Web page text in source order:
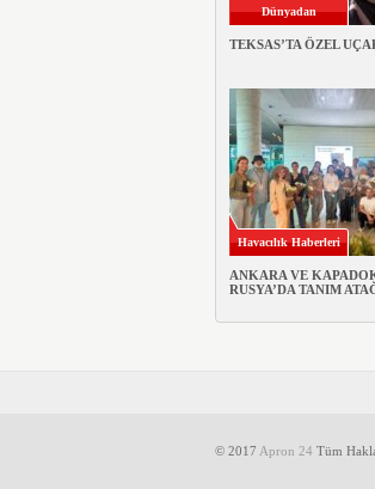
Dünyadan
TEKSAS’TA ÖZEL
Havacılık Haberleri
ANKARA VE
RUSYA’DA TANIM
© 2017 Apron 24 Tüm